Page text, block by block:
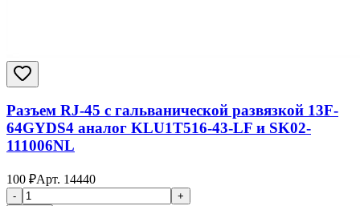
Разъем RJ-45 с гальванической развязкой 13F-
64GYDS4 аналог KLU1T516-43-LF и SK02-
111006NL
100 ₽Арт. 14440
-
+